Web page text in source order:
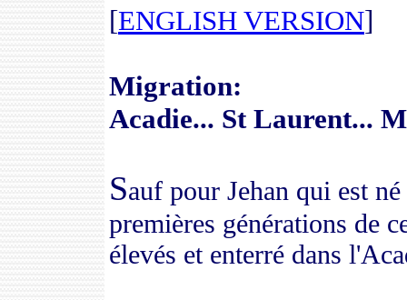
[ENGLISH VERSION]
Migration:
Acadie... St Laurent...
Sauf pour Jehan qui est
premières générations de
élevés et enterré dans